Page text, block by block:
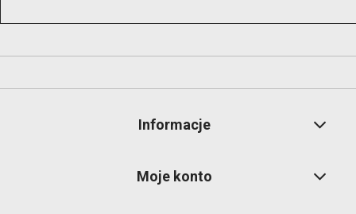
Informacje
Moje konto